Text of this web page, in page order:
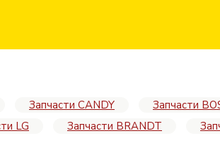
Запчасти CANDY Запчасти
LG Запчасти BRANDT